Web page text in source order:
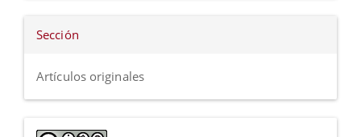
Sección
Artículos originales